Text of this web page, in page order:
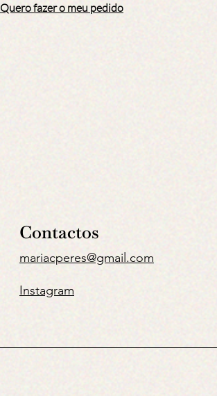
Quero fazer o meu pedido
Contactos
mariacperes@gmail.com
Instagram